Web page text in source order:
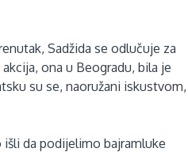
Sadžida se odlučuje za
ona u Beogradu, bila je
su se, naoružani iskustvom,
išli da podijelimo bajramluke